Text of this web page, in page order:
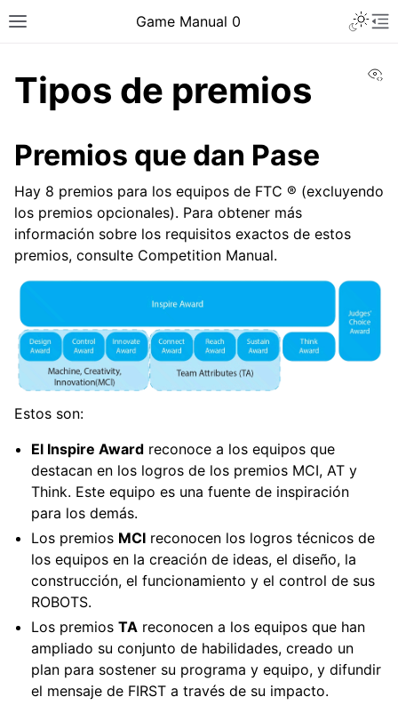
Toggle site navigation sidebar
Game Manual 0
navigation of Ser un equipo
navigation of Habilidades de diseño
navigation of Componentes de hardware
navigation of Fabricación personalizada
navigation of Mecanismos comunes
navigation of Electrónica y Componentes de Movimiento
navigation of Software
navigation of Premios
Tipos de premios
Premios que dan Pase
Hay 8 premios para los equipos de FTC ® (excluyendo
los premios opcionales). Para obtener más
información sobre los requisitos exactos de estos
premios, consulte Competition Manual.
Estos son:
El Inspire Award reconoce a los equipos que
destacan en los logros de los premios MCI, AT y
Think. Este equipo es una fuente de inspiración
para los demás.
Los premios MCI reconocen los logros técnicos de
los equipos en la creación de ideas, el diseño, la
construcción, el funcionamiento y el control de sus
ROBOTS.
Los premiosTA reconocen a los equipos que han
ampliado su conjunto de habilidades, creado un
plan para sostener su programa y equipo, y difundir
el mensaje de FIRST a través de su impacto.